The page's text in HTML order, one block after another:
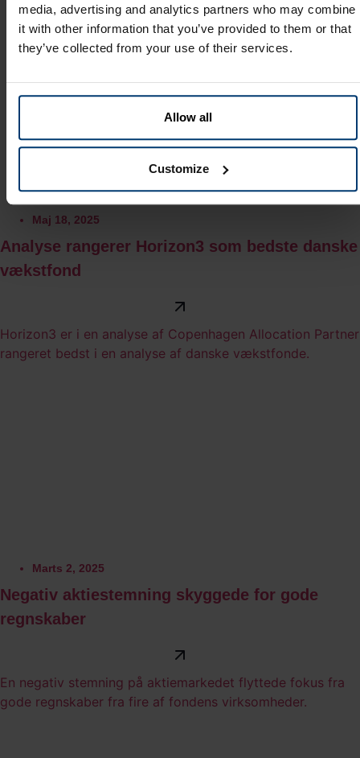
media, advertising and analytics partners who may combine
it with other information that you’ve provided to them or that
they’ve collected from your use of their services.
Allow all
Customize
Maj 18, 2025
Analyse rangerer Horizon3 som bedste danske
vækstfond
Horizon3 er i en analyse af Copenhagen Allocation Partner
rangeret bedst i en analyse af danske vækstfonde.
Marts 2, 2025
Negativ aktiestemning skyggede for gode
regnskaber
En negativ stemning på aktiemarkedet flyttede fokus fra
gode regnskaber fra fire af fondens virksomheder.